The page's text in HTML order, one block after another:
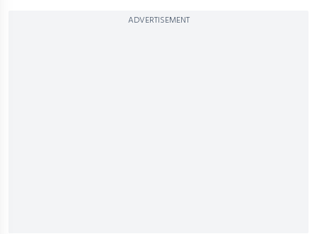
ADVERTISEMENT